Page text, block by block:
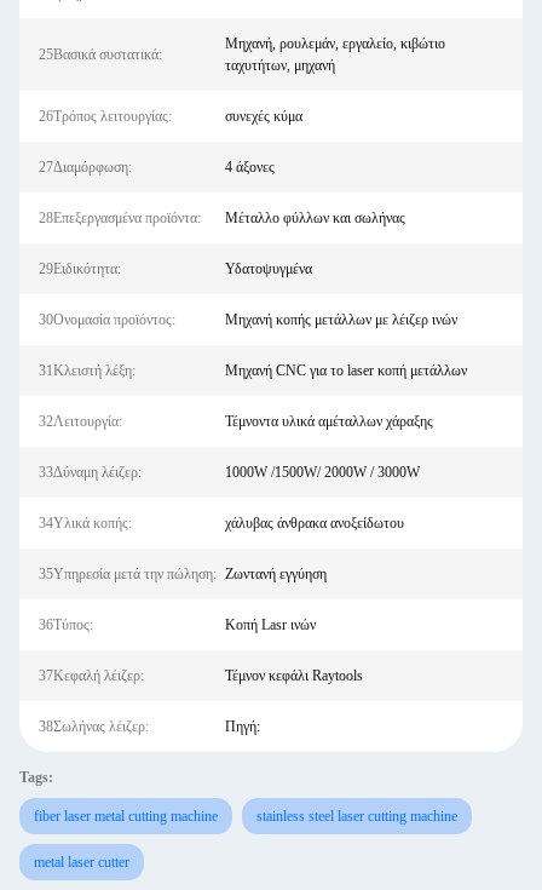
25Βασικά συστατικά:
Μηχανή, ρουλεμάν, εργαλείο, κιβώτιο
ταχυτήτων, μηχανή
26Τρόπος λειτουργίας: συνεχές κύμα
27Διαμόρφωση: 4 άξονες
28Επεξεργασμένα προϊόντα: Μέταλλο φύλλων και σωλήνας
29Ειδικότητα: Υδατοψυγμένα
30Ονομασία προϊόντος: Μηχανή κοπής μετάλλων με λέιζερ ινών
31Κλειστή λέξη: Μηχανή CNC για το laser κοπή μετάλλων
32Λειτουργία: Τέμνοντα υλικά αμέταλλων χάραξης
33Δύναμη λέιζερ: 1000W /1500W/ 2000W / 3000W
34Υλικά κοπής: χάλυβας άνθρακα ανοξείδωτου
35Υπηρεσία μετά την πώληση: Ζωντανή εγγύηση
36Τύπος: Κοπή Lasr ινών
37Κεφαλή λέιζερ: Τέμνον κεφάλι Raytools
38Σωλήνας λέιζερ: Πηγή:
Tags:
fiber laser metal cutting machine stainless steel laser cutting machine
metal laser cutter